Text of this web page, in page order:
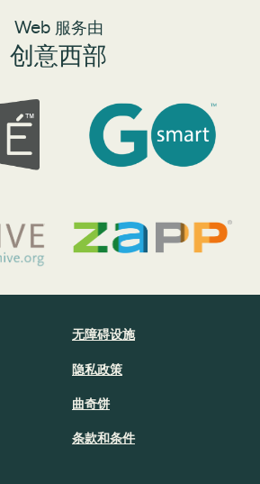
Web 服务由
创意西部
无障碍设施
隐私政策
曲奇饼
条款和条件